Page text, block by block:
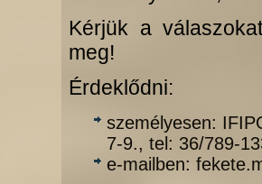
Kérjük a
meg!
Érdeklődni:
személyesen:
7-9., tel: 36/789-
e-mailben: